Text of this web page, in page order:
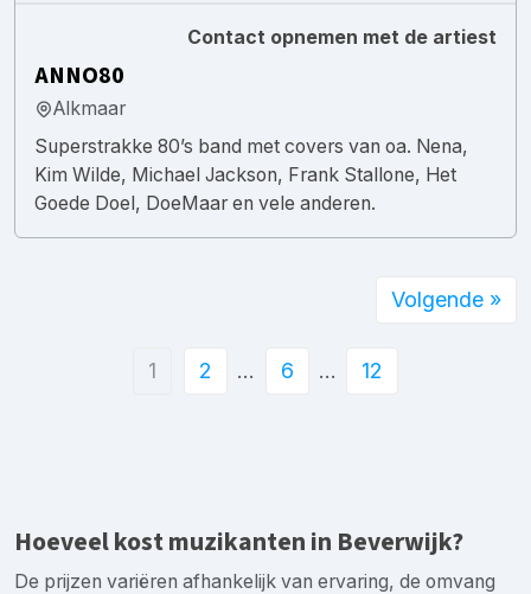
Contact opnemen met de artiest
ANNO80
Alkmaar
Superstrakke 80’s band met covers van oa. Nena,
Kim Wilde, Michael Jackson, Frank Stallone, Het
Goede Doel, DoeMaar en vele anderen.
1 2 … 6 … 12
Volgende »
Hoeveel kost muzikanten in Beverwijk?
De prijzen variëren afhankelijk van ervaring, de omvang